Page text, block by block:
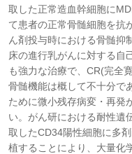
取した正常造血幹細胞に
て患者の正常骨髄細胞を抗
ん剤投与時における骨髄抑
床の進行乳がんに対する自
も強力な治療で、CR(完全
骨髄機能は概して不十分で
ために微小残存病変・再発
い。がん研における耐性遺
取したCD34陽性細胞に多
植することにより、大量化